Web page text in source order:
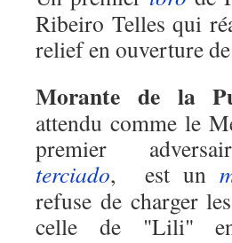
Ribeiro Telles qui
relief en ouverture
Morante de la
attendu comme le
premier
terciado, est un
refuse de charger
celle de "Lili"